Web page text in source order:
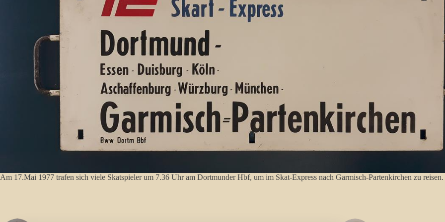
Am 17.Mai 1977 trafen sich viele Skatspieler um 7.36 Uhr am Dortmunder Hbf, um im Skat-Express nach Garmisch-Partenkirchen zu reisen.